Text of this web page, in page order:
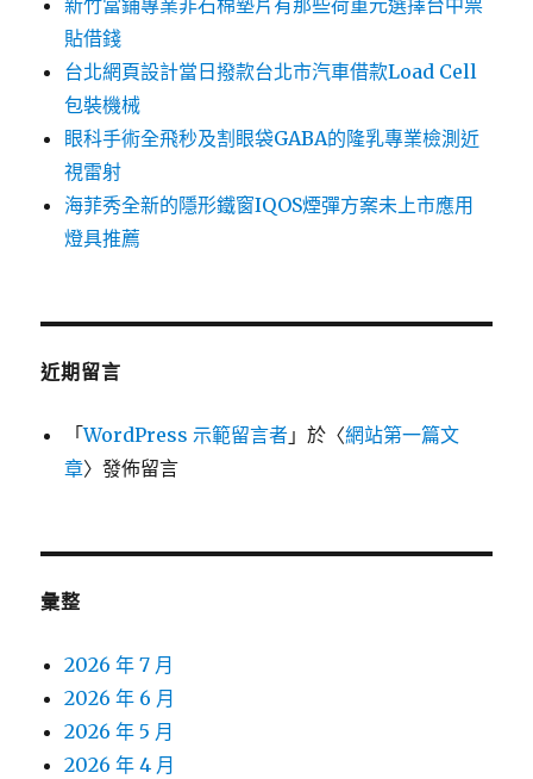
新竹當鋪專業非石棉墊片有那些荷重元選擇台中票
貼借錢
台北網頁設計當日撥款台北市汽車借款Load Cell
包裝機械
眼科手術全飛秒及割眼袋GABA的隆乳專業檢測近
視雷射
海菲秀全新的隱形鐵窗IQOS煙彈方案未上市應用
燈具推薦
近期留言
「WordPress 示範留言者 」於〈網站第一篇文
章〉發佈留言
彙整
2026 年 7 月
2026 年 6 月
2026 年 5 月
2026 年 4 月